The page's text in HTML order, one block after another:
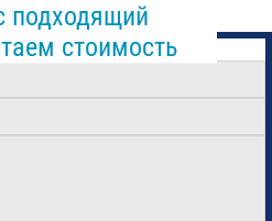
подходящий
стоимость